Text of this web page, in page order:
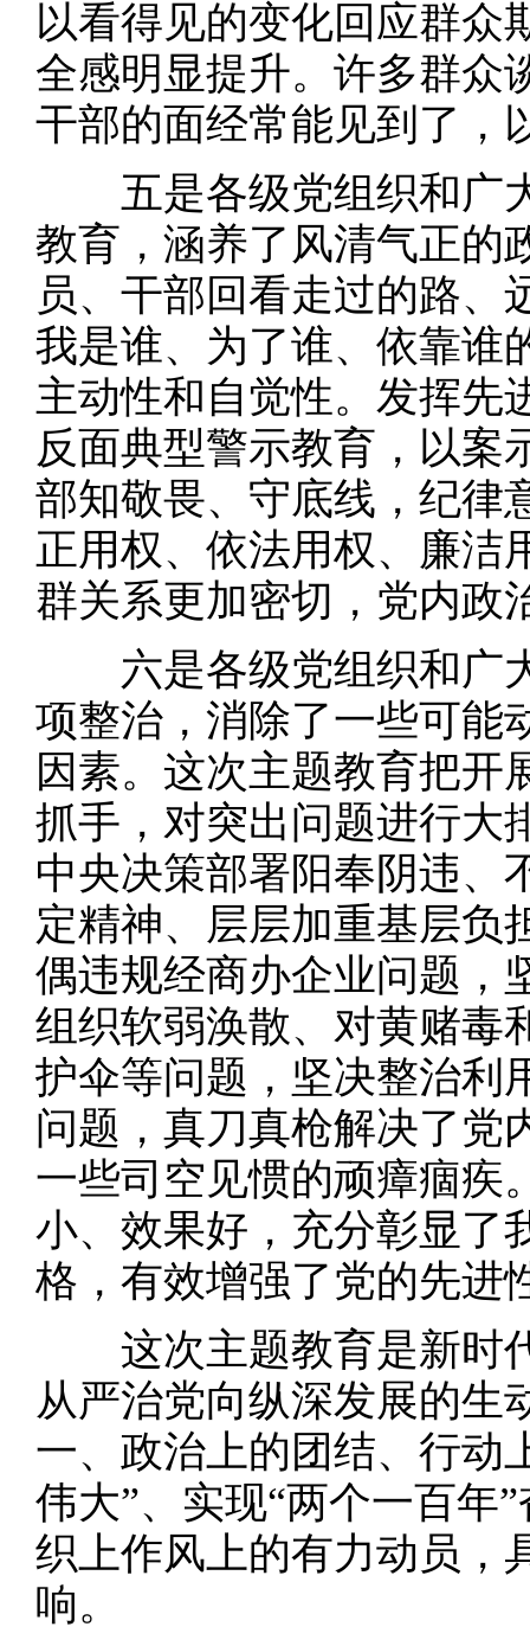
以看得见的变化回应群众
全感明显提升。许多群众
干部的面经常能见到了，
五是各级党组织和广
教育，涵养了风清气正的
员、干部回看走过的路、
我是谁、为了谁、依靠谁
主动性和自觉性。发挥先
反面典型警示教育，以案
部知敬畏、守底线，纪律
正用权、依法用权、廉洁
群关系更加密切，党内政
六是各级党组织和广
项整治，消除了一些可能
因素。这次主题教育把开
抓手，对突出问题进行大
中央决策部署阳奉阴违、
定精神、层层加重基层负
偶违规经商办企业问题，
组织软弱涣散、对黄赌毒
护伞等问题，坚决整治利
问题，真刀真枪解决了党
一些司空见惯的顽瘴痼疾
小、效果好，充分彰显了
格，有效增强了党的先进
这次主题教育是新时
从严治党向纵深发展的生
一、政治上的团结、行动
伟大”、实现“两个一百年
织上作风上的有力动员，
响。